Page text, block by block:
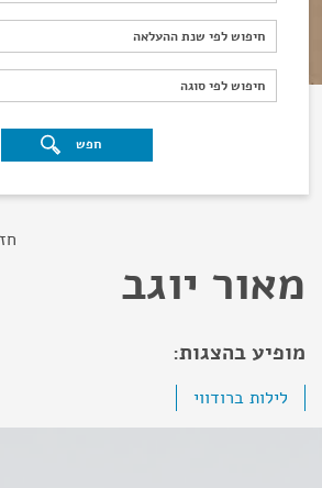
חיפוש לפי שנת ההעלאה
חיפוש לפי שנת ההעלאה
חיפוש לפי סוגה
חיפוש לפי סוגה
חפש
מאור יוגב
מופיע בהצגות:
לילות ברודווי